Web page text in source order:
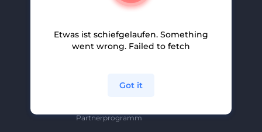
Partnerprogramm
Partnerprogramm
Etwas ist schiefgelaufen. Something
went wrong. Failed to fetch
Got it